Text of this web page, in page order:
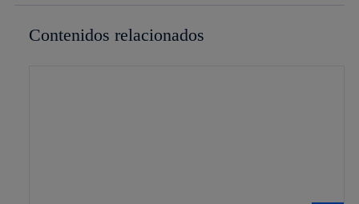
Contenidos relacionados